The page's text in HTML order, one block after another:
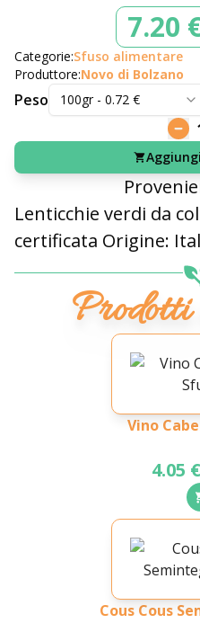
7.20
Categorie:Sfuso alimentare
Produttore:Novo di Bolzano
Peso 100gr- 0.72 €
Lenticchie verdi da
certificata Origine:
Vino
4.05
Cous Cous